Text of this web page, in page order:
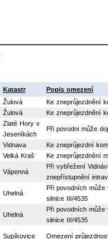
Katastr
Popis omezení
Žulová
Ke zneprůjezdnění
Žulová Ke zneprůjezdnění
Zlaté Hory v
Jeseníkách
Při povodni může
Vidnava
Ke zneprůjezdní
Velká Kraš Ke zneprůjezdnění
Vápenná
Při vybřežení
znepřístupnění
Uhelná
Při povodních může
silnice III/4535
Uhelná
Při povodních
silnice III/4535
Supíkovice Omezení